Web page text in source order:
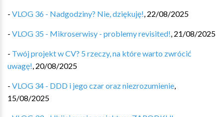
- VLOG 36 - Nadgodziny? Nie, dziękuję!, 22/08/2025
- VLOG 35 - Mikroserwisy - problemy revisited!, 21/08/2025
- Twój projekt w CV? 5 rzeczy, na które warto zwrócić
uwagę!, 20/08/2025
- VLOG 34 - DDD i jego czar oraz niezrozumienie,
15/08/2025